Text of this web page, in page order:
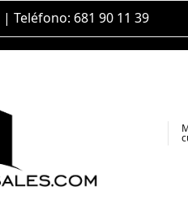
| Teléfono: 681 90 11 39